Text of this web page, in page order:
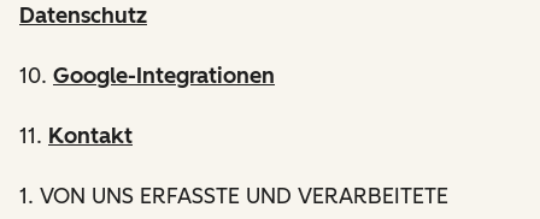
Datenschutz
10. Google-Integrationen
11. Kontakt
1. VON UNS ERFASSTE UND VERARBEITETE